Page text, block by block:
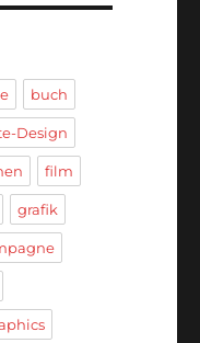
buch
Design
film
grafik